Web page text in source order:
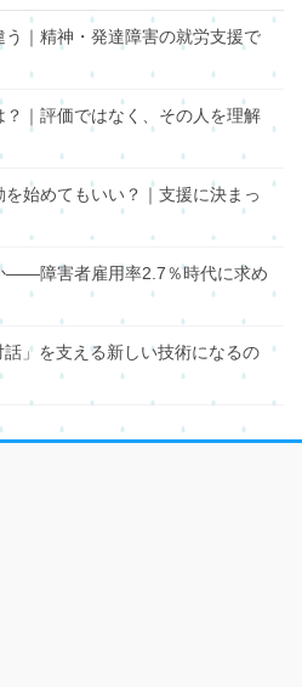
｜精神・発達障害の就労支援で
｜評価ではなく、その人を理解
始めてもいい？｜支援に決まっ
――障害者雇用率2.7％時代に求め
」を支える新しい技術になるの